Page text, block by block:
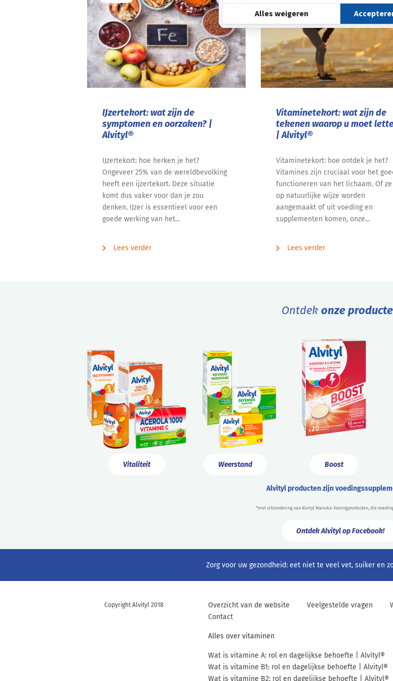
IJzertekort: wat zijn de
symptomen en oorzaken? |
Alvityl®
IJzertekort: hoe herken je het?
Ongeveer 25% van de wereldbevolking
heeft een ijzertekort. Deze situatie
komt dus vaker voor dan je zou
denken. IJzer is essentieel voor een
goede werking van het...
Lees verder
Vitaminetekort: wat zijn de
tekenen waarop u moet
| Alvityl®
Vitaminetekort: hoe ontdek je het?
Vitamines zijn cruciaal voor het
functioneren van het lichaam. Of ze
op natuurlijke wijze worden
aangemaakt of uit voeding en
supplementen komen, onze...
Lees verder
Ontdek onze
Vitaliteit Weerstand Boost
Alvityl producten zijn
*met uitzondering van Alvityl Manuka-honingproducten, die
Ontdek Alvityl op Facebook!
Zorg voor uw gezondheid: eet niet te veel vet, suiker en
Copyright Alvityl 2018 Overzicht van de website Veelgestelde vragen
Contact
Alles over vitaminen
Wat is vitamine A: rol en dagelijkse behoefte | Alvityl®
Wat is vitamine B1: rol en dagelijkse behoefte | Alvityl®
Wat is vitamine B2: rol en dagelijkse behoefte | Alvityl®